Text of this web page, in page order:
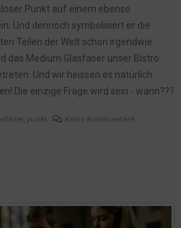
Punkt auf einem ebenso
Und dennoch symbolisiert er die
Teilen der Welt schon irgendwie
das Medium Glasfaser unser Bistro
Und wir heissen es natürlich
Die einzige Frage wird sein - wann???
, punkt Keine Kommentare